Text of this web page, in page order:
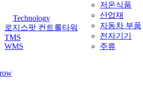
Technology
로지스팟 컨트롤타워
TMS
WMS
저온식품
산업재
자동차 부품
전자기기
주류